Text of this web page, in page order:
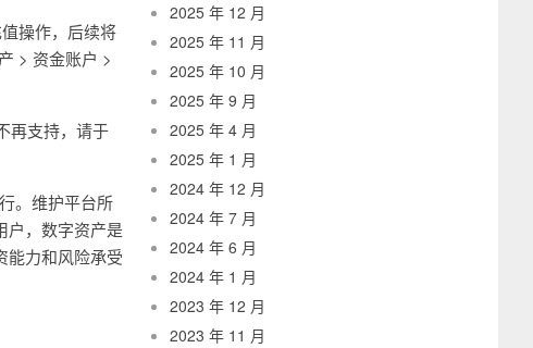
操作，后续将
> 资金账户 >
再支持，请于
。维护平台所
户，数字资产是
能力和风险承受
2025 年 12 月
2025 年 11 月
2025 年 10 月
2025 年 9 月
2025 年 4 月
2025 年 1 月
2024 年 12 月
2024 年 7 月
2024 年 6 月
2024 年 1 月
2023 年 12 月
2023 年 11 月